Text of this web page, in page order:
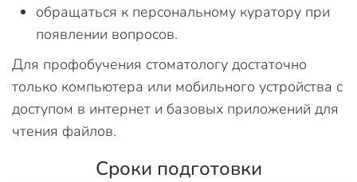
обращаться к персональному куратору при
появлении вопросов.
Для профобучения стоматологу достаточно
только компьютера или мобильного устройства с
доступом в интернет и базовых приложений для
чтения файлов.
Сроки подготовки